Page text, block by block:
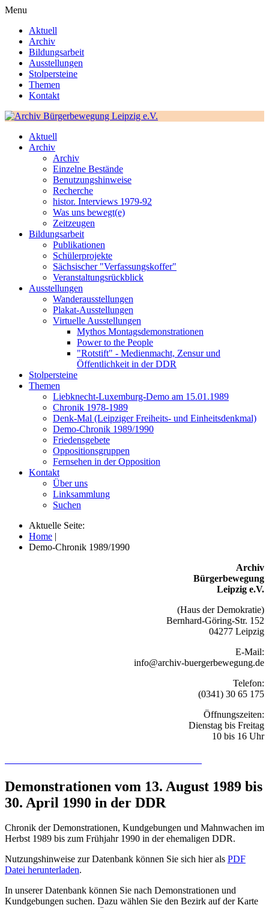
Menu
Aktuell
Archiv
Bildungsarbeit
Ausstellungen
Stolpersteine
Themen
Kontakt
Aktuell
Archiv
Archiv
Einzelne Bestände
Benutzungshinweise
Recherche
histor. Interviews 1979-92
Was uns bewegt(e)
Zeitzeugen
Bildungsarbeit
Publikationen
Schülerprojekte
Sächsischer "Verfassungskoffer"
Veranstaltungsrückblick
Ausstellungen
Wanderausstellungen
Plakat-Ausstellungen
Virtuelle Ausstellungen
Mythos Montagsdemonstrationen
Power to the People
"Rotstift" - Medienmacht, Zensur und
Öffentlichkeit in der DDR
Stolpersteine
Themen
Liebknecht-Luxemburg-Demo am 15.01.1989
Chronik 1978-1989
Denk-Mal (Leipziger Freiheits- und Einheitsdenkmal)
Demo-Chronik 1989/1990
Friedensgebete
Oppositionsgruppen
Fernsehen in der Opposition
Kontakt
Über uns
Linksammlung
Suchen
Aktuelle Seite:
Home |
Demo-Chronik 1989/1990
Archiv
Bürgerbewegung
Leipzig e.V.
(Haus der Demokratie)
Bernhard-Göring-Str. 152
04277 Leipzig
E-Mail:
info@archiv-buergerbewegung.de
Telefon:
(0341) 30 65 175
Öffnungszeiten:
Dienstag bis Freitag
10 bis 16 Uhr
Demonstrationen vom 13. August 1989 bis
30. April 1990 in der DDR
Chronik der Demonstrationen, Kundgebungen und Mahnwachen im
Herbst 1989 bis zum Frühjahr 1990 in der ehemaligen DDR.
Nutzungshinweise zur Datenbank können Sie sich hier als PDF
Datei herunterladen.
In unserer Datenbank können Sie nach Demonstrationen und
Kundgebungen suchen. Dazu wählen Sie den Bezirk auf der Karte